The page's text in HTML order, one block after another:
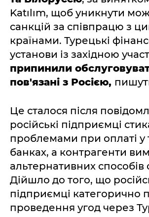
Katılım, щоб уникнути
санкцій за співпрацю з
країнами. Турецькі
установи із західною
припинили
пов'язані з Росією,
Це сталося після
російські підприємці
проблемами при оплаті у
банках, а контрагенти
альтернативних способів
Дійшло до того, що
підприємці категорично
проведення угод через